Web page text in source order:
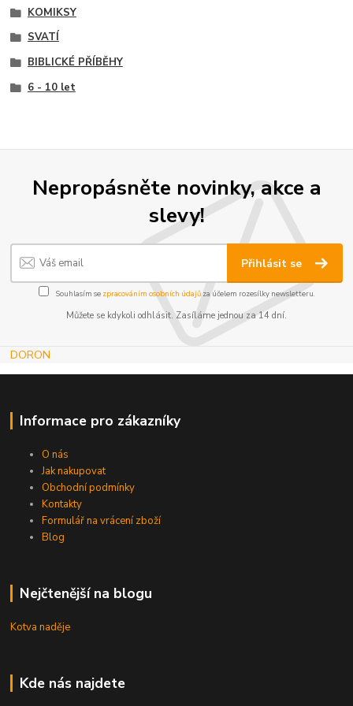
KOMIKSY
SVATÍ
BIBLICKÉ PŘÍBĚHY
6 - 10 let
Nepropásněte novinky, akce a
slevy!
Přihlásit se
Souhlasím se zpracováním osobních údajůza účelem rozesílky newsletteru.
Můžete se kdykoli odhlásit. Zasíláme jednou za 14 dní.
DORON
Informace pro zákazníky
O nás
Jak nakupovat
Obchodní podmínky
Kontakty
Formulář na vrácení zboží
Blog
Nejčtenější na blogu
Kotva naděje
Kde nás najdete